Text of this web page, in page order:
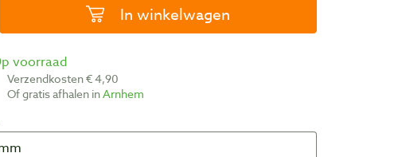
In winkelwagen
Op voorraad
Verzendkosten € 4,90
Of gratis afhalen inArnhem